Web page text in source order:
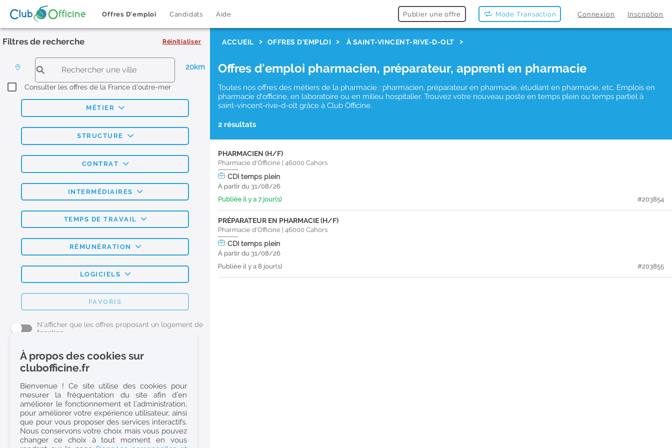
Offres D'emploi Candidats Aide Publier une offre Mode Transaction Connexion Inscription
Filtres de recherche Réinitialiser
20km
Consulter les offres de la France d'outre-mer
MÉTIER
STRUCTURE
CONTRAT
INTERMÉDIAIRES
TEMPS DE TRAVAIL
RÉMUNÉRATION
LOGICIELS
FAVORIS
N'afficher que les offres proposant un logement de
fonction
L'emploi Pharmacie par métier
Pharmacien (H/F)
Préparateur en Pharmacie (H/F)
Etudiant en Pharmacie (H/F)
Etudiant en Pharmacie 6e année validée (H/F)
Conseiller Dermo Cosmetique - Esthéticienne (H/F)
ACCUEIL OFFRES D'EMPLOI À SAINT-VINCENT-RIVE-D-OLT
Offres d'emploi pharmacien, préparateur, apprenti en pharmacie
Toutes nos offres des métiers de la pharmacie : pharmacien, préparateur en pharmacie, étudiant en pharmacie, etc. Emplois en
pharmacie d'officine, en laboratoire ou en milieu hospitalier. Trouvez votre nouveau poste en temps plein ou temps partiel à
saint-vincent-rive-d-olt grâce à Club Officine.
2 résultats
PHARMACIEN (H/F)
Pharmacie d'Officine |46000Cahors
CDItemps plein
À partir du 31/08/26
Publiée il y a 7 jour(s)
#203854
PRÉPARATEUR EN PHARMACIE (H/F)
Pharmacie d'Officine |46000Cahors
CDItemps plein
À partir du 31/08/26
Publiée il y a 8 jour(s)
#203855
À propos des cookies sur
clubofficine.fr
Bienvenue ! Ce site utilise des cookies pour
mesurer la fréquentation du site afin d’en
améliorer le fonctionnement et l’administration,
pour améliorer votre expérience utilisateur, ainsi
que pour vous proposer des services interactifs.
Nous conservons votre choix mais vous pouvez
changer ce choix à tout moment en vous